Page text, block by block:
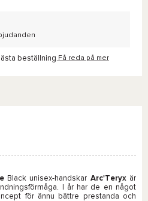
beställning. Få reda på mer
Black unisex-handskar Arc'Teryxär
I år har de en något
för ännu bättre prestanda och